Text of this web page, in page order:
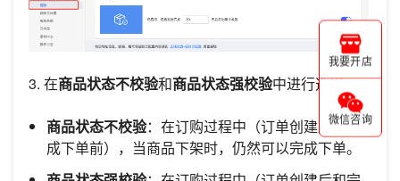
3. 在商品状态不校验和商品状态强校验中进行选择。
商品状态不校验：在订购过程中（订单创建后和完
成下单前），当商品下架时，仍然可以完成下单。
我要开店
微信咨询